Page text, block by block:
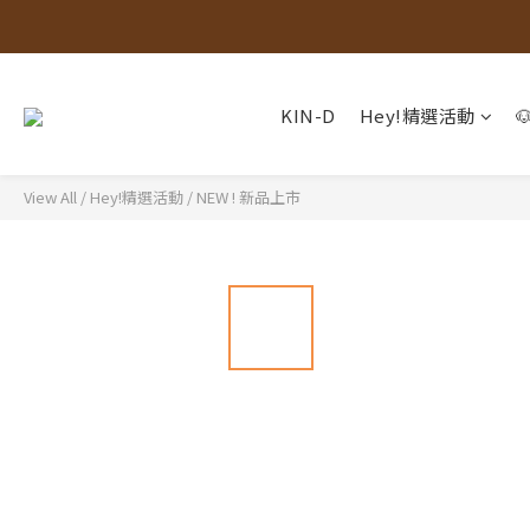
KIN-D Hey!精選活動
View All / Hey!精選活動 / NEW ! 新品上市